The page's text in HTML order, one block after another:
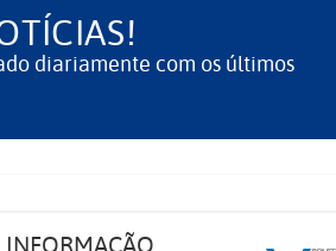
diariamente com os últimos